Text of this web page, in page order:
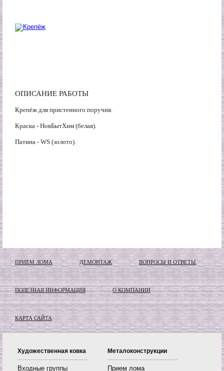
ОПИСАНИЕ РАБОТЫ
Крепёж для пристенного поручня.
Краска - НовБытХим (белая).
Патина - WS (золото).
ПРИЕМ ЛОМА ДЕМОНТАЖ ВОПРОСЫ И ОТВЕТЫ
ПОЛЕЗНАЯ ИНФОРМАЦИЯ О КОМПАНИИ
КАРТА САЙТА
Художественная ковка
Входные группы
Металоконструкции
Прием лома